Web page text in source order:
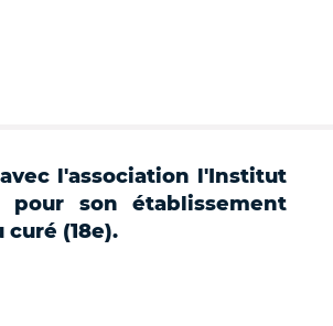
l'association l'Institut
pour son établissement
(18e).